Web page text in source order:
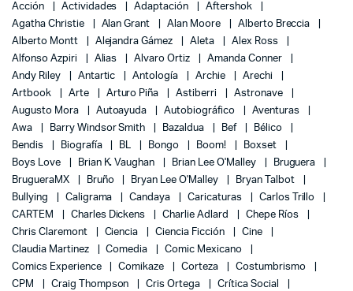
Acción Actividades Adaptación
Aftershok
Agatha Christie
Alan Grant Alan Moore
Alberto Breccia
Alberto Montt
Alejandra Gámez Aleta
Alex Ross
Alfonso Azpiri
Alias Alvaro Ortiz
Amanda Conner
Andy Riley
Antartic Antología Archie
Arechi
Artbook
Arte Arturo Piña Astiberri
Astronave
Augusto Mora
Autoayuda Autobiográfico
Aventuras
Awa
Barry Windsor Smith Bazaldua Bef
Bélico
Bendis
Biografía BL Bongo Boom!
Boxset
Boys Love
Brian K. Vaughan Brian Lee O'Malley
Bruguera
BrugueraMX
Bruño Bryan Lee O'Malley
Bryan Talbot
Bullying
Caligrama Candaya Caricaturas
Carlos Trillo
CARTEM
Charles Dickens Charlie Adlard
Chepe Ríos
Chris Claremont
Ciencia Ciencia Ficción
Cine
Claudia Martinez
Comedia
Comic Mexicano
Comics Experience
Comikaze Corteza
Costumbrismo
CPM
Craig Thompson Cris Ortega
Crítica Social